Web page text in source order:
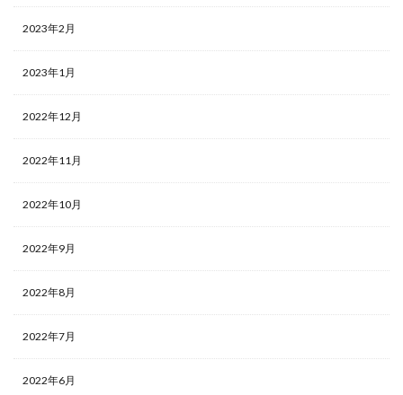
2023年2月
2023年1月
2022年12月
2022年11月
2022年10月
2022年9月
2022年8月
2022年7月
2022年6月